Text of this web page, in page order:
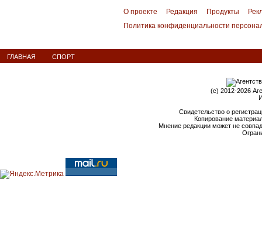
О проекте Редакция Продукты
Политика конфиденциальности
ГЛАВНАЯ СПОРТ
(c) 2012-2026
Свидетельство о
Копирование
Мнение редакции может не